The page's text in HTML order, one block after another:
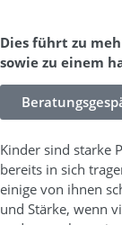
Dies führt zu
sowie zu einem
Kinder sind starke
bereits in sich
einige von ihnen
und Stärke, wenn